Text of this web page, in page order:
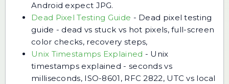
Android expect JPG.
Dead Pixel Testing Guide - Dead pixel testing
guide - dead vs stuck vs hot pixels, full-screen
color checks, recovery steps,
Unix Timestamps Explained - Unix
timestamps explained - seconds vs
milliseconds, ISO-8601, RFC 2822, UTC vs local